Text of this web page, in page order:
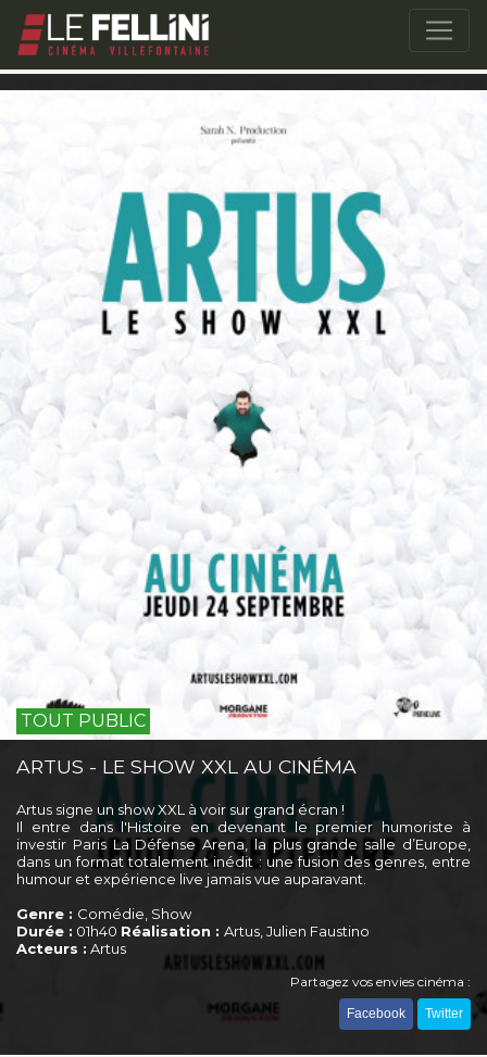
TOUT PUBLIC
ARTUS - LE SHOW XXL AU CINÉMA
Artus signe un show XXL à voir sur grand écran !
Il entre dans l'Histoire en devenant le premier humoriste à
investir Paris La Défense Arena, la plus grande salle d’Europe,
dans un format totalement inédit : une fusion des genres, entre
humour et expérience live jamais vue auparavant.
Genre : Comédie, Show
Durée : 01h40 Réalisation : Artus, Julien Faustino
Acteurs : Artus
Partagez vos envies cinéma :
Facebook Twitter